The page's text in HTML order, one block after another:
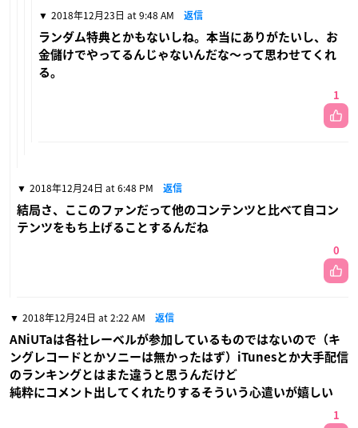
2018年12月23日 at 9:48 AM 返信
ランダム特典とかもないしね。本当にありがたいし、お
金儲けでやってるんじゃないんだな〜って思わせてくれ
る。
1
2018年12月24日 at 6:48 PM 返信
結局さ、ここのファンだって他のコンテンツと比べて自コン
テンツをもち上げることするんだね
0
2018年12月24日 at 2:22 AM 返信
ANiUTaは各社レーベルが参加しているものではないので（キ
ングレコードとかソニーは無かったはず）iTunesとか大手配信
のランキングとはまた違うと思うんだけど
純粋にコメント出してくれたりするそういう心遣いが嬉しい
1